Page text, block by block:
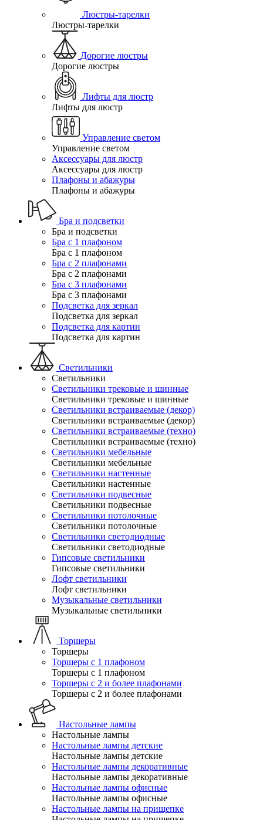
Люстры-тарелки
Люстры-тарелки
Дорогие люстры
Дорогие люстры
Лифты для люстр
Лифты для люстр
Управление светом
Управление светом
Аксессуары для люстр
Аксессуары для люстр
Плафоны и абажуры
Плафоны и абажуры
Бра и подсветки
Бра и подсветки
Бра с 1 плафоном
Бра с 1 плафоном
Бра с 2 плафонами
Бра с 2 плафонами
Бра с 3 плафонами
Бра с 3 плафонами
Подсветка для зеркал
Подсветка для зеркал
Подсветка для картин
Подсветка для картин
Светильники
Светильники
Светильники трековые и шинные
Светильники трековые и шинные
Светильники встраиваемые (декор)
Светильники встраиваемые (декор)
Светильники встраиваемые (техно)
Светильники встраиваемые (техно)
Светильники мебельные
Светильники мебельные
Светильники настенные
Светильники настенные
Светильники подвесные
Светильники подвесные
Светильники потолочные
Светильники потолочные
Светильники светодиодные
Светильники светодиодные
Гипсовые светильники
Гипсовые светильники
Лофт светильники
Лофт светильники
Музыкальные светильники
Музыкальные светильники
Торшеры
Торшеры
Торшеры с 1 плафоном
Торшеры с 1 плафоном
Торшеры с 2 и более плафонами
Торшеры с 2 и более плафонами
Настольные лампы
Настольные лампы
Настольные лампы детские
Настольные лампы детские
Настольные лампы декоративные
Настольные лампы декоративные
Настольные лампы офисные
Настольные лампы офисные
Настольные лампы на прищепке